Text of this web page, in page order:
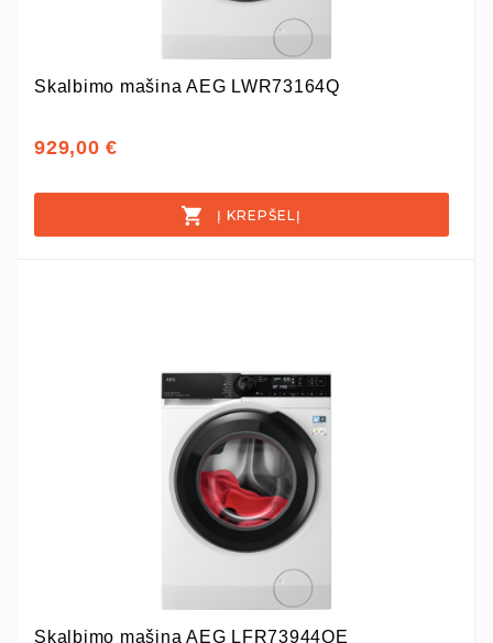
Skalbimo mašina AEG LWR73164Q
929,00 €
Į KREPŠELĮ
Skalbimo mašina AEG LFR73944QE